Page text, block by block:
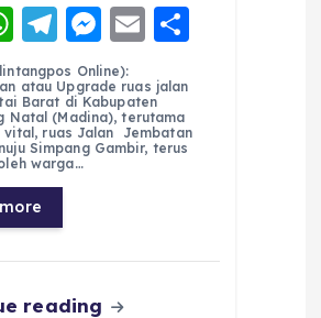
W
h
a
ts
A
p
p
T
el
e
g
r
a
m
M
e
ss
e
n
E
ai
l
re
Online):
atau Upgrade ruas jalan
Barat di Kabupaten
Natal (Madina), terutama
vital, ruas Jalan Jembatan
Simpang Gambir, terus
warga…
reading